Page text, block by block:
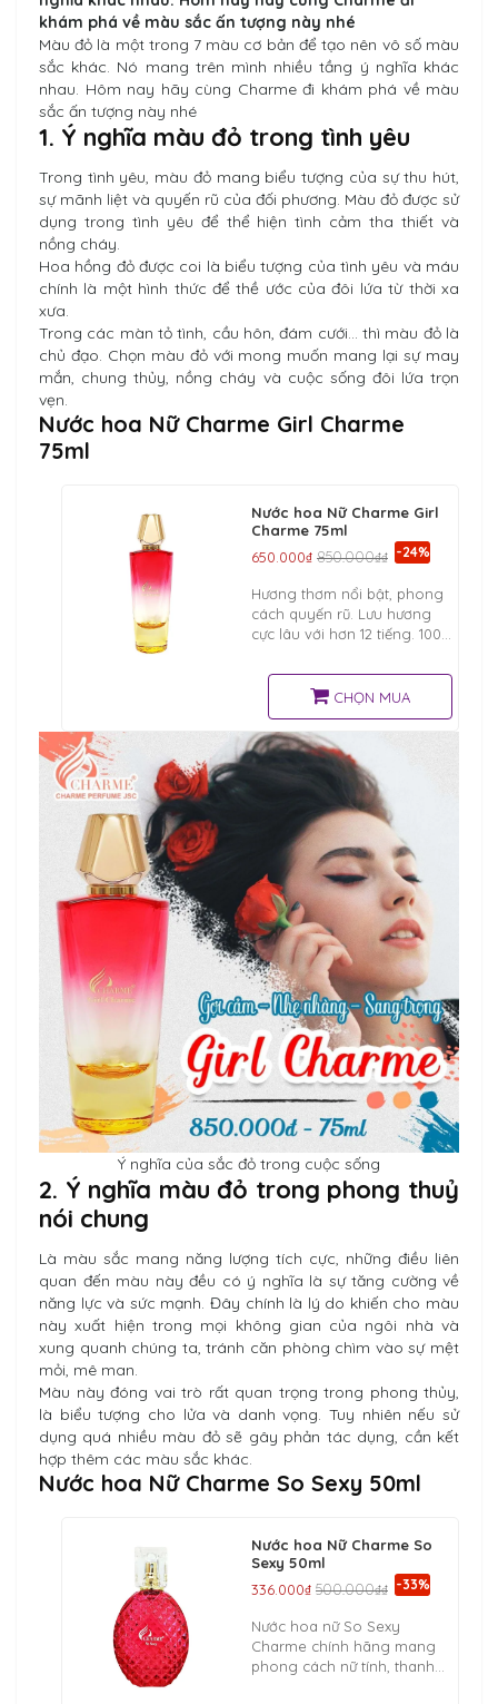
khám phá về màu sắc ấn tượng này nhé
Màu đỏ là một trong 7 màu cơ bản để tạo nên vô số màu
sắc khác. Nó mang trên mình nhiều tầng ý nghĩa khác
nhau. Hôm nay hãy cùng Charme đi khám phá về màu
sắc ấn tượng này nhé
1. Ý nghĩa màu đỏ trong tình yêu
Trong tình yêu, màu đỏ mang biểu tượng của sự thu hút,
sự mãnh liệt và quyến rũ của đối phương. Màu đỏ được sử
dụng trong tình yêu để thể hiện tình cảm tha thiết và
nồng cháy.
Hoa hồng đỏ được coi là biểu tượng của tình yêu và máu
chính là một hình thức để thề ước của đôi lứa từ thời xa
xưa.
Trong các màn tỏ tình, cầu hôn, đám cưới… thì màu đỏ là
chủ đạo. Chọn màu đỏ với mong muốn mang lại sự may
mắn, chung thủy, nồng cháy và cuộc sống đôi lứa trọn
vẹn.
Nước hoa Nữ Charme Girl Charme
75ml
Nước hoa Nữ Charme Girl
Charme 75ml
650.000₫ 850.000₫₫ -24%
Hương thơm nổi bật, phong
cách quyến rũ. Lưu hương
cực lâu với hơn 12 tiếng. 100%
toàn từ Pháp bởi nhà máy
nước hoa Charme Perfume
CHỌN MUA
Ý nghĩa của sắc đỏ trong cuộc sống
2. Ý nghĩa màu đỏ trong phong thuỷ
nói chung
Là màu sắc mang năng lượng tích cực, những điều liên
quan đến màu này đều có ý nghĩa là sự tăng cường về
năng lực và sức mạnh. Đây chính là lý do khiến cho màu
này xuất hiện trong mọi không gian của ngôi nhà và
xung quanh chúng ta, tránh căn phòng chìm vào sự mệt
mỏi, mê man.
Màu này đóng vai trò rất quan trọng trong phong thủy,
là biểu tượng cho lửa và danh vọng. Tuy nhiên nếu sử
dụng quá nhiều màu đỏ sẽ gây phản tác dụng, cần kết
hợp thêm các màu sắc khác.
Nước hoa Nữ Charme So Sexy 50ml
Nước hoa Nữ Charme So
Sexy 50ml
336.000₫ 500.000₫₫ -33%
Nước hoa nữ So Sexy
Charme chính hãng mang
phong cách nữ tính, thanh